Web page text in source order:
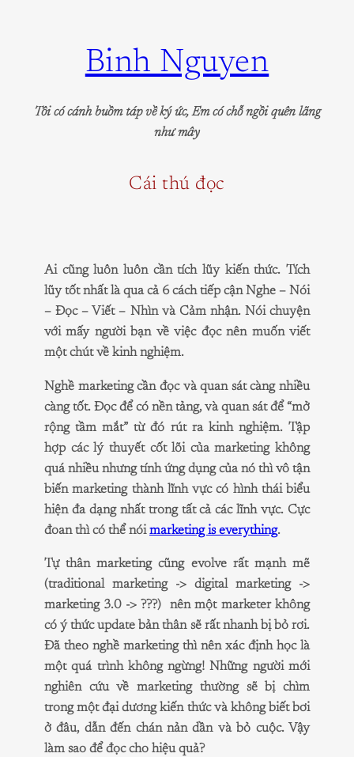
Binh Nguyen
Tôi có cánh buồm táp về ký ức, Em có chỗ ngồi quên lãng
như mây
Cái thú đọc
Ai cũng luôn luôn cần tích lũy kiến thức. Tích
lũy tốt nhất là qua cả 6 cách tiếp cận Nghe – Nói
– Đọc – Viết – Nhìn và Cảm nhận. Nói chuyện
với mấy người bạn về việc đọc nên muốn viết
một chút về kinh nghiệm.
Nghề marketing cần đọc và quan sát càng nhiều
càng tốt. Đọc để có nền tảng, và quan sát để “mở
rộng tầm mắt” từ đó rút ra kinh nghiệm. Tập
hợp các lý thuyết cốt lõi của marketing không
quá nhiều nhưng tính ứng dụng của nó thì vô tận
biến marketing thành lĩnh vực có hình thái biểu
hiện đa dạng nhất trong tất cả các lĩnh vực. Cực
đoan thì có thể nóimarketing is everything.
Tự thân marketing cũng evolve rất mạnh mẽ
(traditional marketing -> digital marketing ->
marketing 3.0 -> ???) nên một marketer không
có ý thức update bản thân sẽ rất nhanh bị bỏ rơi.
Đã theo nghề marketing thì nên xác định học là
một quá trình không ngừng! Những người mới
nghiên cứu về marketing thường sẽ bị chìm
trong một đại dương kiến thức và không biết bơi
ở đâu, dẫn đến chán nản dần và bỏ cuộc. Vậy
làm sao để đọc cho hiệu quả?